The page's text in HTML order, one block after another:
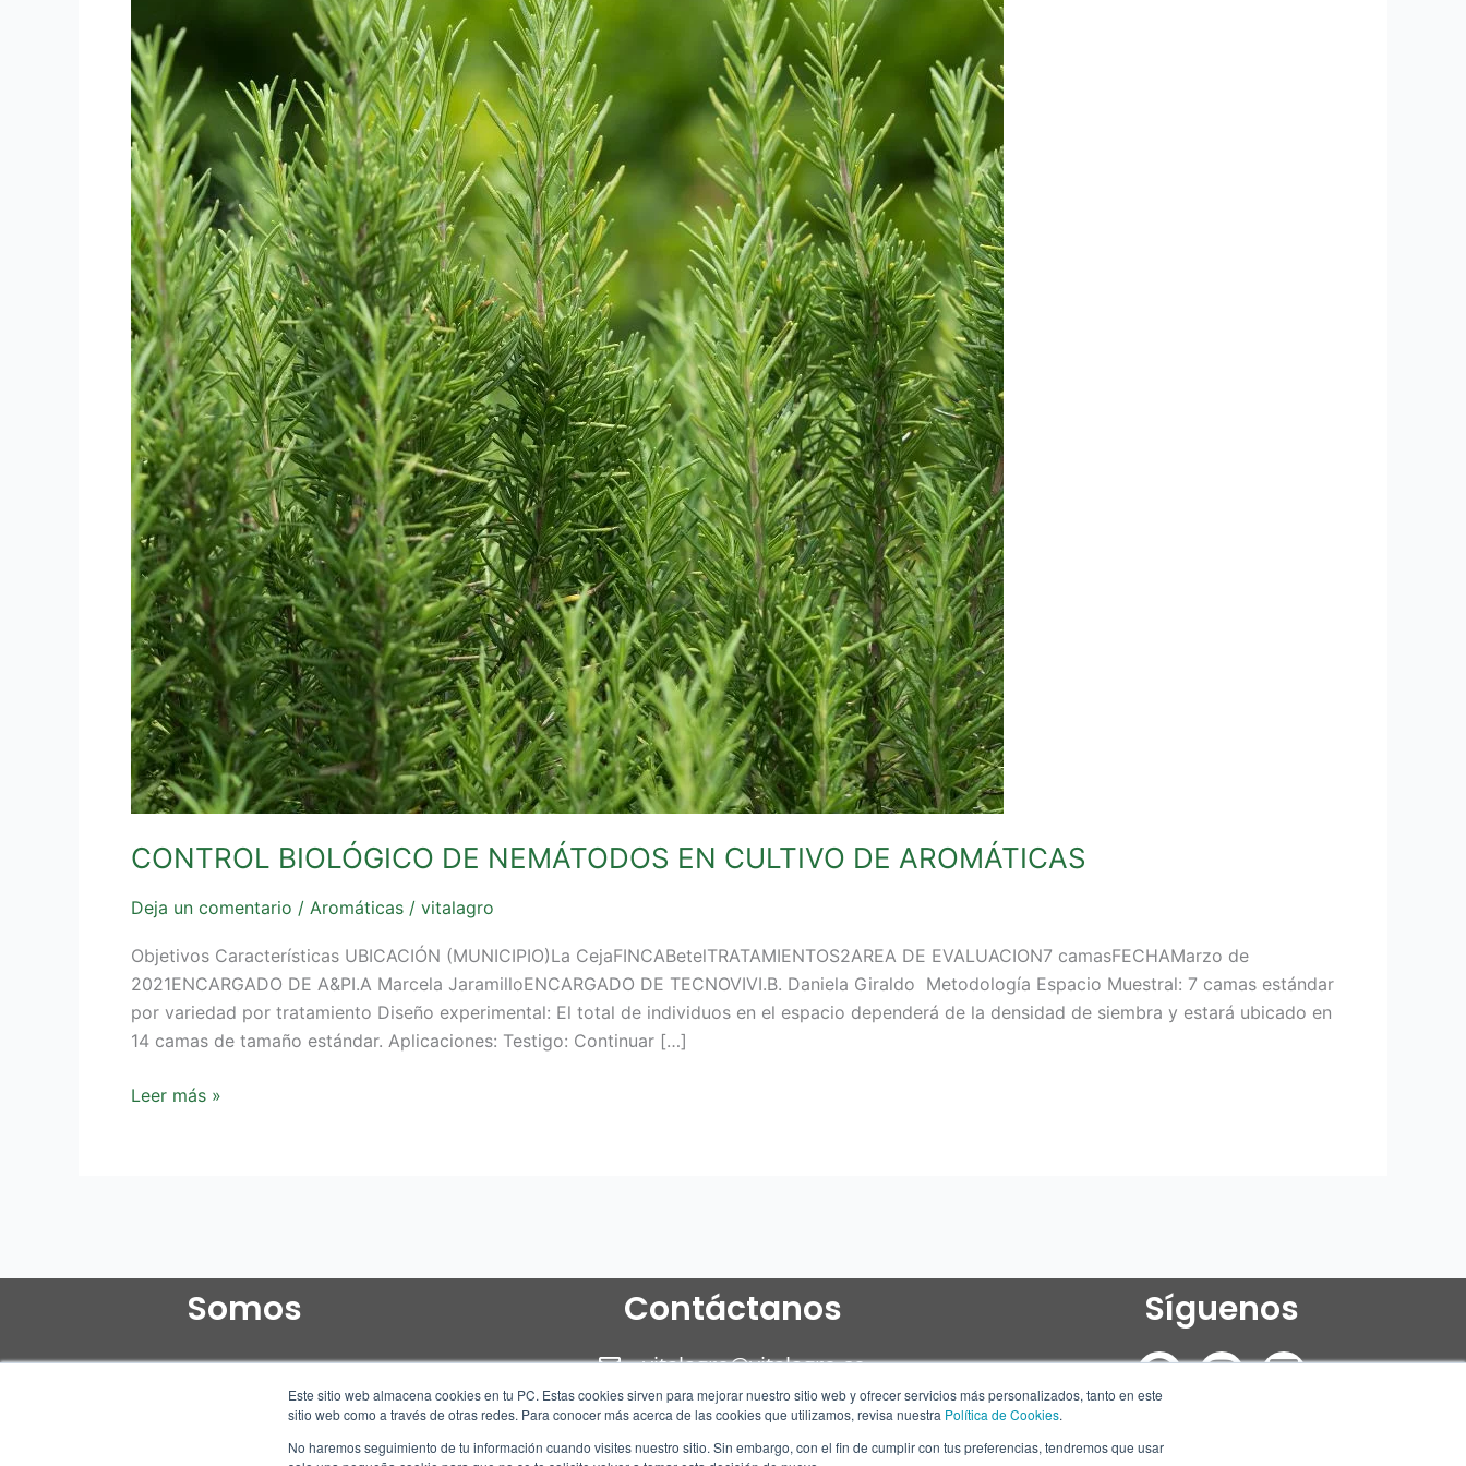
Este sitio web almacena cookies en tu PC. Estas cookies sirven para mejorar nuestro sitio web y ofrecer servicios más personalizados, tanto en este
sitio web como a través de otras redes. Para conocer más acerca de las cookies que utilizamos, revisa nuestra Política de Cookies.
No haremos seguimiento de tu información cuando visites nuestro sitio. Sin embargo, con el fin de cumplir con tus preferencias, tendremos que usar
CONTROL BIOLÓGICO DE NEMÁTODOS EN CULTIVO DE AROMÁTICAS
Deja un comentario / Aromáticas / vitalagro
Objetivos Características UBICACIÓN (MUNICIPIO)La CejaFINCABetelTRATAMIENTOS2AREA DE EVALUACION7 camasFECHAMarzo de
2021ENCARGADO DE A&PI.A Marcela JaramilloENCARGADO DE TECNOVIVI.B. Daniela Giraldo Metodología Espacio Muestral: 7 camas estándar
por variedad por tratamiento Diseño experimental: El total de individuos en el espacio dependerá de la densidad de siembra y estará ubicado en
14 camas de tamaño estándar. Aplicaciones: Testigo: Continuar […]
NEMÁTODOS
EN
CULTIVO
DE
AROMÁTICAS
Leer más »
Somos Contáctanos
vitalagro@vitalagro.co
310 305 11 23
310 305 11 23
Síguenos
F
a
I
L